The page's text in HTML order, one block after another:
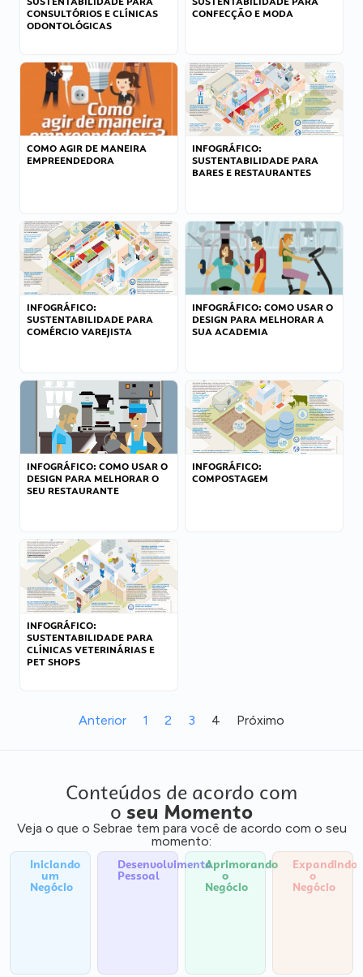
CONSULTÓRIOS E CLÍNICAS
ODONTOLÓGICAS
CONFECÇÃO E MODA
COMO AGIR DE MANEIRA
EMPREENDEDORA
INFOGRÁFICO:
SUSTENTABILIDADE PARA
BARES E RESTAURANTES
INFOGRÁFICO:
SUSTENTABILIDADE PARA
COMÉRCIO VAREJISTA
INFOGRÁFICO: COMO USAR O
DESIGN PARA MELHORAR A
SUA ACADEMIA
INFOGRÁFICO: COMO USAR O
DESIGN PARA MELHORAR O
SEU RESTAURANTE
INFOGRÁFICO:
COMPOSTAGEM
INFOGRÁFICO:
SUSTENTABILIDADE PARA
CLÍNICAS VETERINÁRIAS E
PET SHOPS
Anterior 1 2 3 4 Próximo
Conteúdos de acordo com
o seu Momento
Veja o que o Sebrae tem para você de acordo com o seu
momento:
Iniciando
um
Negócio
Desenvolvimento
Pessoal
Aprimorando
o
Negócio
Expandindo
o
Negócio